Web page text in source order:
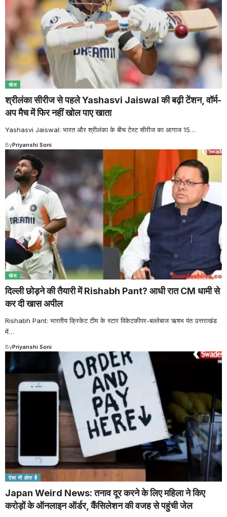
खेल
श्रीलंका सीरीज से पहले Yashasvi Jaiswal की बढ़ी टेंशन, वॉर्म-
अप मैच में फिर नहीं खोल पाए खाता
Yashasvi Jaiswal: भारत और श्रीलंका के बीच टेस्ट सीरीज का आगाज 15…
ByPriyanshi Soni
खेल
दिल्ली छोड़ने की तैयारी में Rishabh Pant? आधी रात CM धामी से
कर दी खास अपील
Rishabh Pant: भारतीय क्रिकेट टीम के स्टार विकेटकीपर-बल्लेबाज ऋषभ पंत उत्तराखंड
में…
ByPriyanshi Soni
ऐसा भी होता है
Japan Weird News: तनाव दूर करने के लिए महिला ने किए
करोड़ों के ऑनलाइन ऑर्डर, कैंसिलेशन की वजह से पहुंची जेल